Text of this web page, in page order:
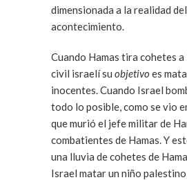
dimensionada a la realidad del
acontecimiento.
Cuando Hamas tira cohetes
civil israelí su objetivo es
inocentes. Cuando Israel
todo lo posible, como se vio
que murió el jefe militar de
combatientes de Hamas. Y
una lluvia de cohetes de
Israel matar un niño